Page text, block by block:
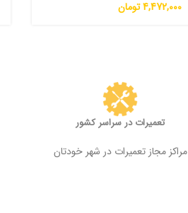
4,472,000تومان
تعمیرات در سراسر کشور
مراکز مجاز تعمیرات در شهر خودتان